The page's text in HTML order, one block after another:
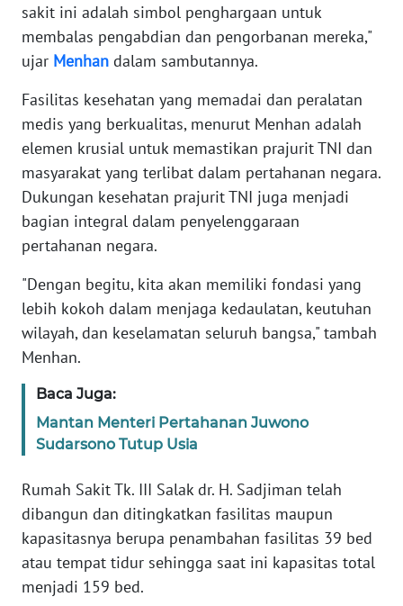
sakit ini adalah simbol penghargaan untuk
membalas pengabdian dan pengorbanan mereka,"
ujar Menhan dalam sambutannya.
Fasilitas kesehatan yang memadai dan peralatan
medis yang berkualitas, menurut Menhan adalah
elemen krusial untuk memastikan prajurit TNI dan
masyarakat yang terlibat dalam pertahanan negara.
Dukungan kesehatan prajurit TNI juga menjadi
bagian integral dalam penyelenggaraan
pertahanan negara.
"Dengan begitu, kita akan memiliki fondasi yang
lebih kokoh dalam menjaga kedaulatan, keutuhan
wilayah, dan keselamatan seluruh bangsa," tambah
Menhan.
Baca Juga:
Mantan Menteri Pertahanan Juwono
Sudarsono Tutup Usia
Rumah Sakit Tk. III Salak dr. H. Sadjiman telah
dibangun dan ditingkatkan fasilitas maupun
kapasitasnya berupa penambahan fasilitas 39 bed
atau tempat tidur sehingga saat ini kapasitas total
menjadi 159 bed.
KARIR
Wahana
News
Regional
WN
SUMUT
JAKARTA
WN
JABAR
BANTEN
NTT
WN
KEPRI